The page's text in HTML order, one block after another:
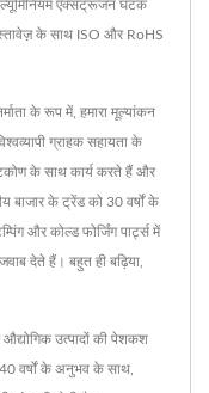
एक्सट्रूजन घटक
के साथ ISO और RoHS
के रूप में, हमारा मूल्यांकन
ग्राहक सहायता के
के साथ कार्य करते हैं और
बाजार के ट्रेंड को 30 वर्षों के
और कोल्ड फोर्जिंग पार्ट्स में
देते हैं। बहुत ही बढ़िया,
उत्पादों की पेशकश
40 वर्षों के अनुभव के साथ,